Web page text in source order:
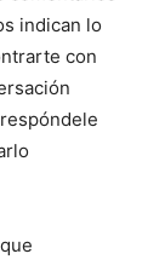
indican lo
con